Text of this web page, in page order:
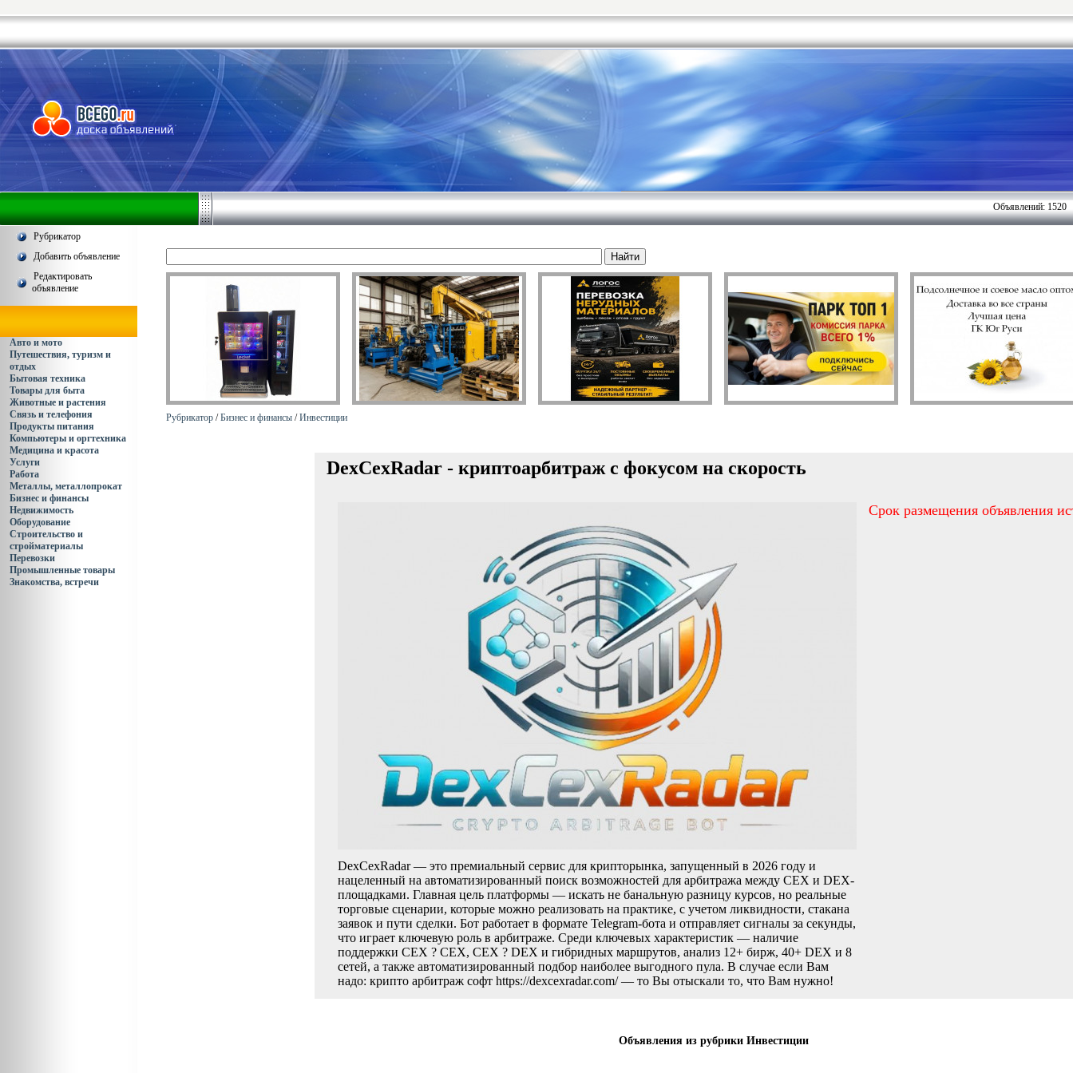
Объявлений: 1520
Рубрикатор
Добавить объявление
Редактировать
объявление
Авто и мото
Путешествия, туризм и
отдых
Бытовая техника
Товары для быта
Животные и растения
Связь и телефония
Продукты питания
Компьютеры и оргтехника
Медицина и красота
Услуги
Работа
Металлы, металлопрокат
Бизнес и финансы
Недвижимость
Оборудование
Строительство и
стройматериалы
Перевозки
Промышленные товары
Знакомства, встречи
Рубрикатор /Бизнес и финансы /Инвестиции
DexCexRadar - криптоарбитраж с фокусом на скорость
DexCexRadar — это премиальный сервис для крипторынка, запущенный в 2026 году и
нацеленный на автоматизированный поиск возможностей для арбитража между CEX и DEX-
площадками. Главная цель платформы — искать не банальную разницу курсов, но реальные
торговые сценарии, которые можно реализовать на практике, с учетом ликвидности, стакана
заявок и пути сделки. Бот работает в формате Telegram-бота и отправляет сигналы за секунды,
что играет ключевую роль в арбитраже. Среди ключевых характеристик — наличие
поддержки CEX ? CEX, CEX ? DEX и гибридных маршрутов, анализ 12+ бирж, 40+ DEX и 8
сетей, а также автоматизированный подбор наиболее выгодного пула. В случае если Вам
надо: крипто арбитраж софт https://dexcexradar.com/ — то Вы отыскали то, что Вам нужно!
Срок размещения объявления
Объявления из рубрики Инвестиции